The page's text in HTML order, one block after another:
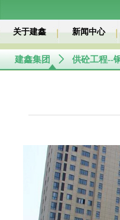
关于建鑫 新闻中心
建鑫集团 ꄲ 供砼工程--